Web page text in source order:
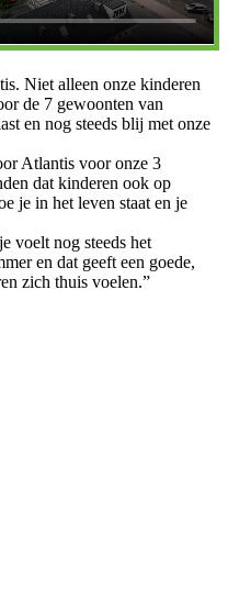
Niet alleen onze kinderen
de 7 gewoonten van
en nog steeds blij met onze
Atlantis voor onze 3
dat kinderen ook op
je in het leven staat en je
voelt nog steeds het
en dat geeft een goede,
zich thuis voelen.”